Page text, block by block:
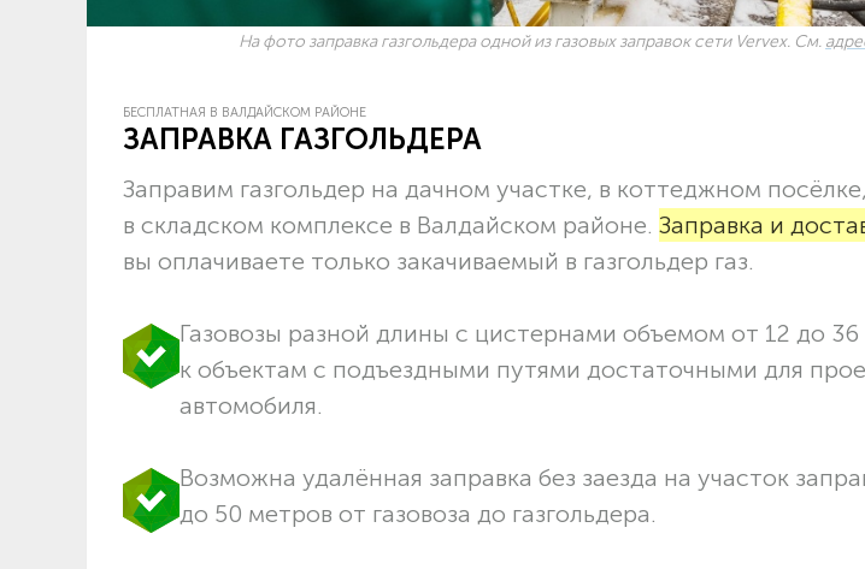
На фото заправка газгольдера одной из газовых заправок сети Vervex. См.
БЕСПЛАТНАЯ В ВАЛДАЙСКОМ РАЙОНЕ
ЗАПРАВКА ГАЗГОЛЬДЕРА
Заправим газгольдер на дачном участке, в коттеджном
в складском комплексе в Валдайском районе. Заправка и
вы оплачиваете только закачиваемый в газгольдер газ.
Газовозы разной длины с цистернами объемом от 12 до
к объектам c подъездными путями достаточными для
автомобиля.
Возможна удалённая заправка без заезда на участок
до 50 метров от газовоза до газгольдера.